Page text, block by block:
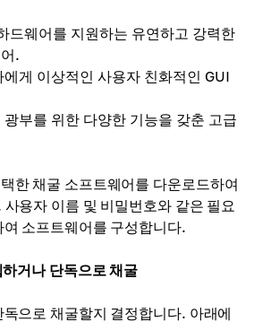
드웨어를 지원하는 유연하고 강력한
.
게 이상적인 사용자 친화적인 GUI
부를 위한 다양한 기능을 갖춘 고급
한 채굴 소프트웨어를 다운로드하여
용자 이름 및 비밀번호와 같은 필요
소프트웨어를 구성합니다.
거나 단독으로 채굴
으로 채굴할지 결정합니다. 아래에